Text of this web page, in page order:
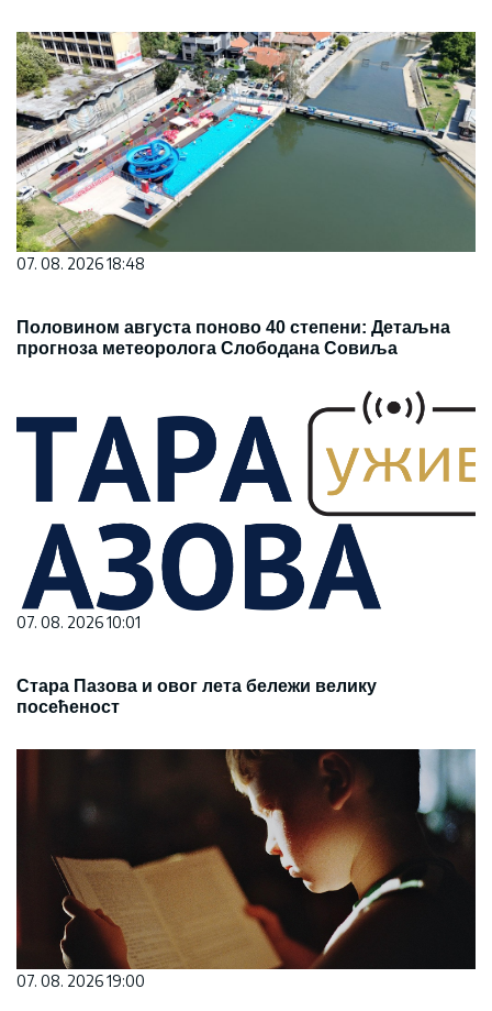
07. 08. 2026 18:48
Половином августа поново 40 степени: Детаљна
прогноза метеоролога Слободана Совиља
07. 08. 2026 10:01
Стара Пазова и овог лета бележи велику
посећеност
07. 08. 2026 19:00